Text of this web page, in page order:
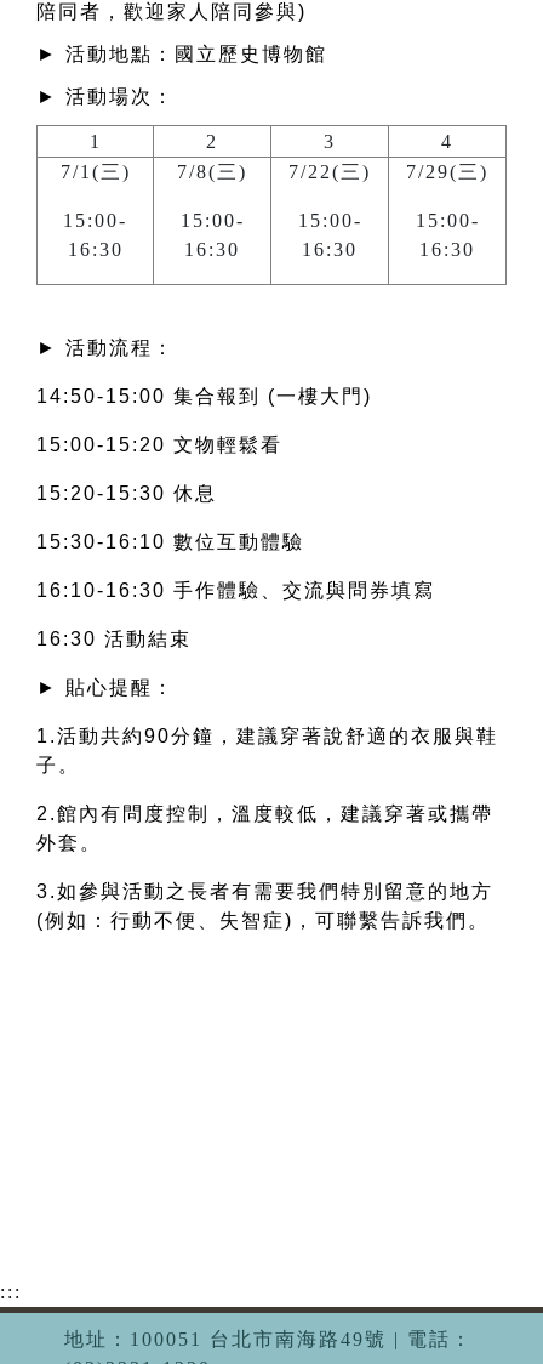
陪同者，歡迎家人陪同參與)
► 活動地點：國立歷史博物館
► 活動場次：
1 2 3
4
7/1(三)
15:00-
16:30
7/8(三)
15:00-
16:30
7/22(三)
15:00-
16:30
7/29(三)
15:00-
16:30
► 活動流程：
14:50-15:00 集合報到 (一樓大門)
15:00-15:20 文物輕鬆看
15:20-15:30 休息
15:30-16:10 數位互動體驗
16:10-16:30 手作體驗、交流與問券填寫
16:30 活動結束
► 貼心提醒：
1.活動共約90分鐘，建議穿著說舒適的衣服與鞋
子。
2.館內有問度控制，溫度較低，建議穿著或攜帶
外套。
3.如參與活動之長者有需要我們特別留意的地方
(例如：行動不便、失智症)，可聯繫告訴我們。
:::
地址：100051 台北市南海路49號 | 電話：